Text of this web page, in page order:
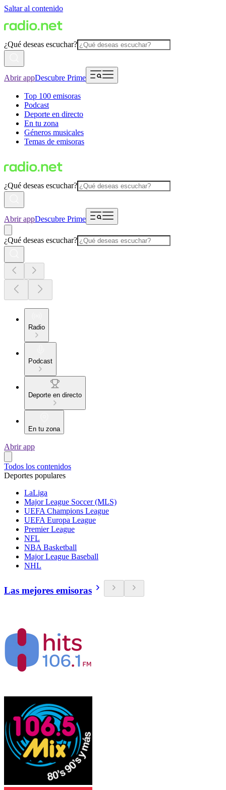
Saltar al contenido
¿Qué deseas escuchar?
Abrir appDescubre Prime
Top 100 emisoras
Podcast
Deporte en directo
En tu zona
Géneros musicales
Temas de emisoras
¿Qué deseas escuchar?
Abrir appDescubre Prime
¿Qué deseas escuchar?
Radio
Podcast
Deporte en directo
En tu zona
Abrir app
Todos los contenidos
Deportes populares
LaLiga
Major League Soccer (MLS)
UEFA Champions League
UEFA Europa League
Premier League
NFL
NBA Basketball
Major League Baseball
NHL
Las mejores emisoras